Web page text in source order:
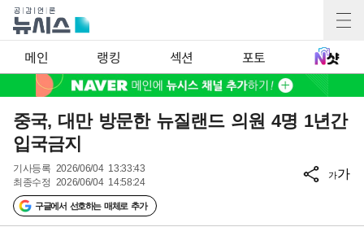
메인 랭킹 섹션 포토
중국, 대만 방문한 뉴질랜드 의원 4명 1년간
입국금지
기사등록 2026/06/04 13:33:43
최종수정 2026/06/04 14:58:24
구글에서 선호하는 매체로 추가
가가